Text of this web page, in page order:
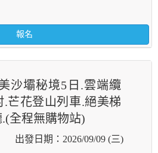
報名
沙壩秘境5日.雲端纜
.芒花登山列車.絕美梯
全程無購物站)
2026/09/09 (三)